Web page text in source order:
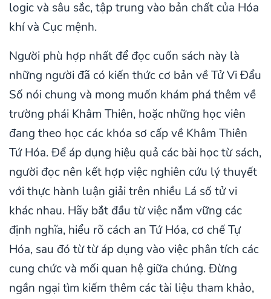
logic và sâu sắc, tập trung vào bản chất của Hóa
khí và Cục mệnh.
Người phù hợp nhất để đọc cuốn sách này là
những người đã có kiến thức cơ bản về Tử Vi Đẩu
Số nói chung và mong muốn khám phá thêm về
trường phái Khâm Thiên, hoặc những học viên
đang theo học các khóa sơ cấp về Khâm Thiên
Tứ Hóa. Để áp dụng hiệu quả các bài học từ sách,
người đọc nên kết hợp việc nghiên cứu lý thuyết
với thực hành luận giải trên nhiều Lá số tử vi
khác nhau. Hãy bắt đầu từ việc nắm vững các
định nghĩa, hiểu rõ cách an Tứ Hóa, cơ chế Tự
Hóa, sau đó từ từ áp dụng vào việc phân tích các
cung chức và mối quan hệ giữa chúng. Đừng
ngần ngại tìm kiếm thêm các tài liệu tham khảo,